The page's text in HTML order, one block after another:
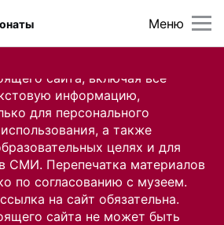
сайта, включая все
информацию,
для персонального
а также
целях и для
СМИ. Перепечатка материалов
по согласованию с музеем.
на сайт обязательна.
сайта не может быть
Меню